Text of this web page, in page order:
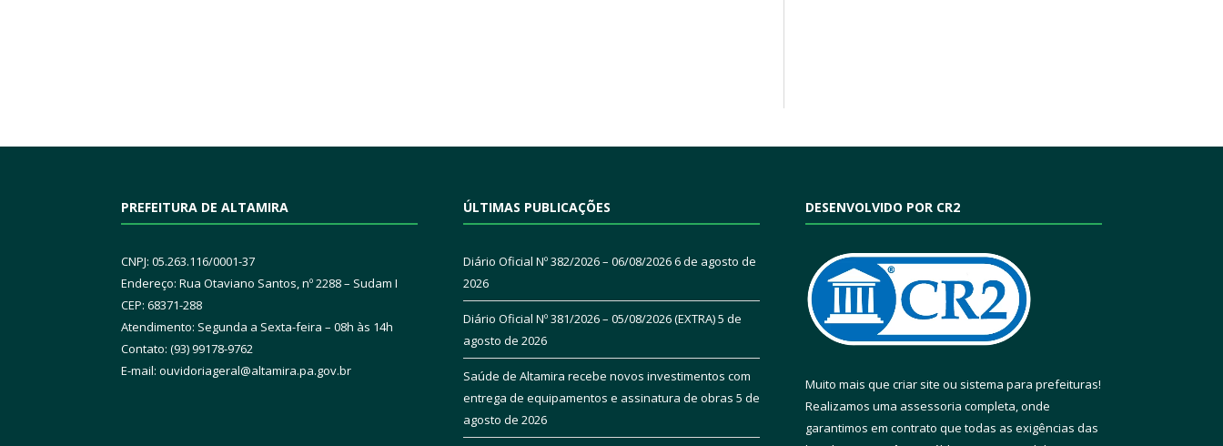
PREFEITURA DE ALTAMIRA
CNPJ: 05.263.116/0001-37
Endereço: Rua Otaviano Santos, nº 2288 – Sudam I
CEP: 68371-288
Atendimento: Segunda a Sexta-feira – 08h às 14h
Contato: (93) 99178-9762
E-mail: ouvidoriageral@altamira.pa.gov.br
ÚLTIMAS PUBLICAÇÕES
Diário Oficial Nº 382/2026 – 06/08/20266 de agosto de
2026
Diário Oficial Nº 381/2026 – 05/08/2026 (EXTRA)5 de
agosto de 2026
Saúde de Altamira recebe novos investimentos com
entrega de equipamentos e assinatura de obras 5 de
agosto de 2026
DESENVOLVIDO POR CR2
Muito mais que criar site ou sistema para prefeituras!
Realizamos uma assessoria completa, onde
garantimos em contrato que todas as exigências das